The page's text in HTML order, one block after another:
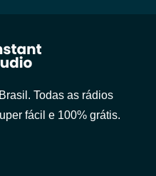
Todas as rádios
fácil e 100% grátis.